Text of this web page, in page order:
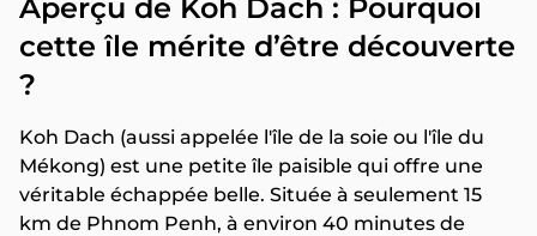
Aperçu de Koh Dach : Pourquoi
cette île mérite d’être découverte
?
Koh Dach (aussi appelée l'île de la soie ou l'île du
Mékong) est une petite île paisible qui offre une
véritable échappée belle. Située à seulement 15
km de Phnom Penh, à environ 40 minutes de